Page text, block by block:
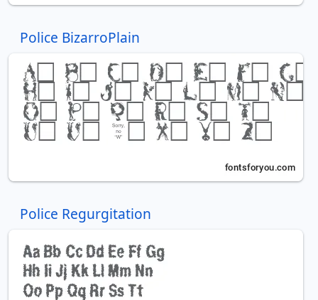
Police BizarroPlain
Police Regurgitation